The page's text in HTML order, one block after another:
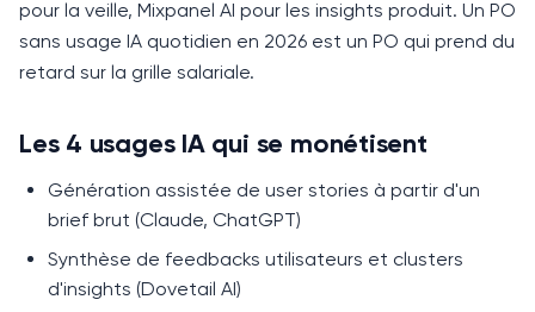
pour la veille, Mixpanel AI pour les insights produit. Un PO
sans usage IA quotidien en 2026 est un PO qui prend du
retard sur la grille salariale.
Les 4 usages IA qui se monétisent
Génération assistée de user stories à partir d'un
brief brut (Claude, ChatGPT)
Synthèse de feedbacks utilisateurs et clusters
d'insights (Dovetail AI)